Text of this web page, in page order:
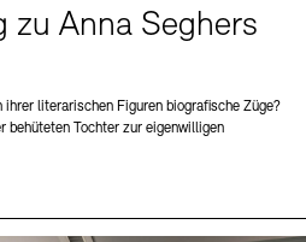
zu Anna Seghers
literarischen Figuren biografische Züge?
behüteten Tochter zur eigenwilligen